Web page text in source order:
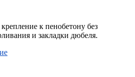
к пенобетону без
и закладки дюбеля.